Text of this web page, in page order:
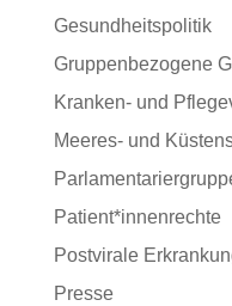
Gesundheitspolitik
Gruppenbezogene
Kranken- und
Meeres- und
Patient*innenrechte
Postvirale
Presse